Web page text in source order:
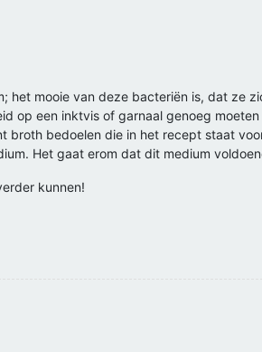
het mooie van deze bacteriën is, dat ze
op een inktvis of garnaal genoeg
broth bedoelen die in het recept staat
Het gaat erom dat dit medium
kunnen!